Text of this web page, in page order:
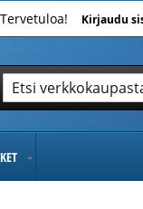
Tervetuloa! Kirjaudu
Hae